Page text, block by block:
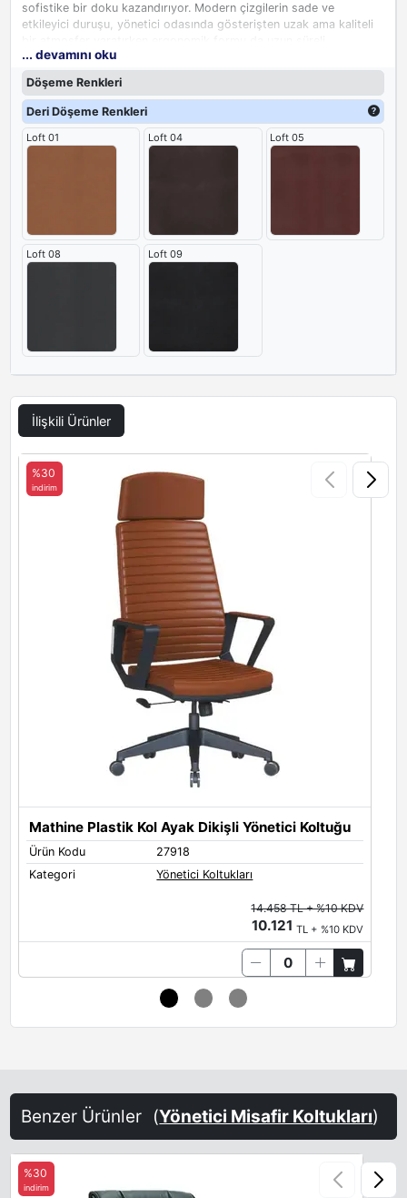
sofistike bir doku kazandırıyor. Modern çizgilerin sade ve
etkileyici duruşu, yönetici odasında gösterişten uzak ama kaliteli
beklemelerde konforu elden bırakmıyor.
... devamını oku
Döşeme Renkleri
Deri Döşeme Renkleri
Loft 01 Loft 04 Loft 05
Loft 08 Loft 09
İlişkili Ürünler
Mathine Plastik Kol Ayak Dikişli Yönetici Koltuğu
Ürün Kodu
27918
Kategori
Yönetici Koltukları
%30
indirim
14.458 TL + %10 KDV
10.121TL + %10 KDV
Benzer Ürünler (Yönetici Misafir Koltukları)
%30
indirim